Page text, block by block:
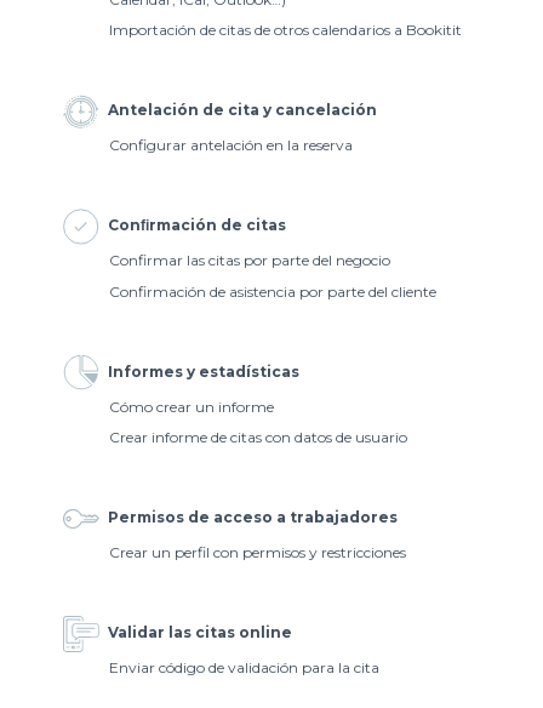
Importación de citas de otros calendarios a Bookitit
Antelación de cita y cancelación
Configurar antelación en la reserva
Conﬁrmación de citas
Confirmar las citas por parte del negocio
Confirmación de asistencia por parte del cliente
Informes y estadísticas
Cómo crear un informe
Crear informe de citas con datos de usuario
Permisos de acceso a trabajadores
Crear un perfil con permisos y restricciones
Validar las citas online
Enviar código de validación para la cita